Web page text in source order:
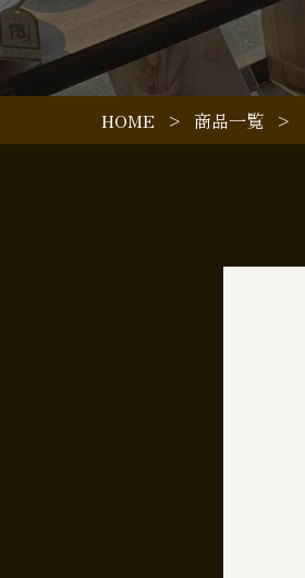
HOME > 商品一覧 >